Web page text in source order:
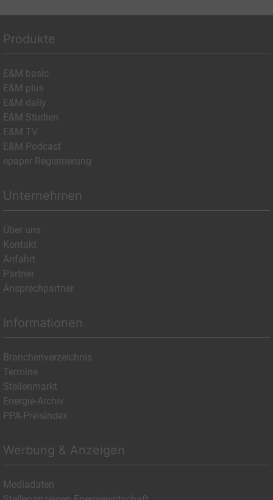
Produkte
E&M basic
E&M plus
E&M daily
E&M Studien
E&M TV
E&M Podcast
epaper Registrierung
Unternehmen
Über uns
Kontakt
Anfahrt
Partner
Ansprechpartner
Informationen
Branchenverzeichnis
Termine
Stellenmarkt
Energie-Archiv
PPA-Preisindex
Werbung & Anzeigen
Mediadaten